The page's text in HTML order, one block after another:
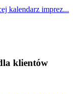
kalendarz imprez...
klientów